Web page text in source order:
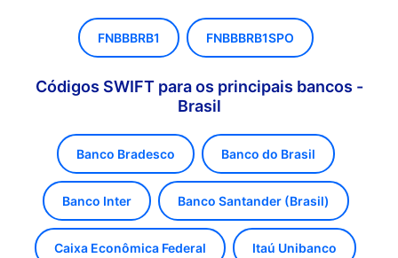
FNBBBRB1 FNBBBRB1SPO
Códigos SWIFT para os principais bancos -
Brasil
Banco Bradesco Banco do Brasil
Banco Inter Banco Santander (Brasil)
Caixa Econômica Federal Itaú Unibanco